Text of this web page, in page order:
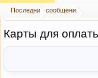
Главная Форум
Карты для
Последние сообщения